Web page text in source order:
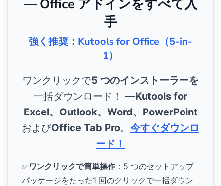
— Office アドインをすべて入
手
強く推奨：Kutools for Office（5-in-
1）
ワンクリックで5 つのインストーラーを
一括ダウンロード！ ―Kutools for
Excel、Outlook、Word、PowerPoint
およびOffice Tab Pro。 今すぐダウンロ
ード！
✅ワンクリックで簡単操作 ：5 つのセットアップ
パッケージをたった1 回のクリックで一括ダウン